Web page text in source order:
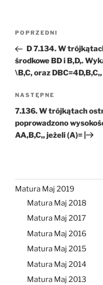
Nawigacja
Poprzedni
wpis
POPRZEDNI
D 7.134. W
środkowe BD i B,D,.
\B,C, oraz
Następny
wpis
NASTĘPNE
7.136. W trójkątach
poprowadzono
AA,B,C,, jeżeli (A)= |
Matura Maj 2019
Matura Maj 2018
Matura Maj 2017
Matura Maj 2016
Matura Maj 2015
Matura Maj 2014
Matura Maj 2013